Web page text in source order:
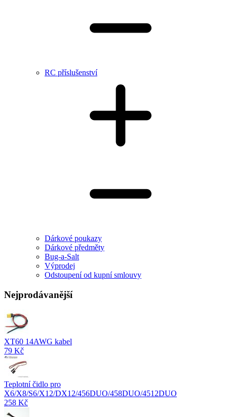
RC příslušenství
Dárkové poukazy
Dárkové předměty
Bug-a-Salt
Výprodej
Odstoupení od kupní smlouvy
Nejprodávanější
XT60 14AWG kabel
79 Kč
Teplotní čidlo pro
X6/X8/S6/X12/DX12/456DUO/458DUO/4512DUO
258 Kč